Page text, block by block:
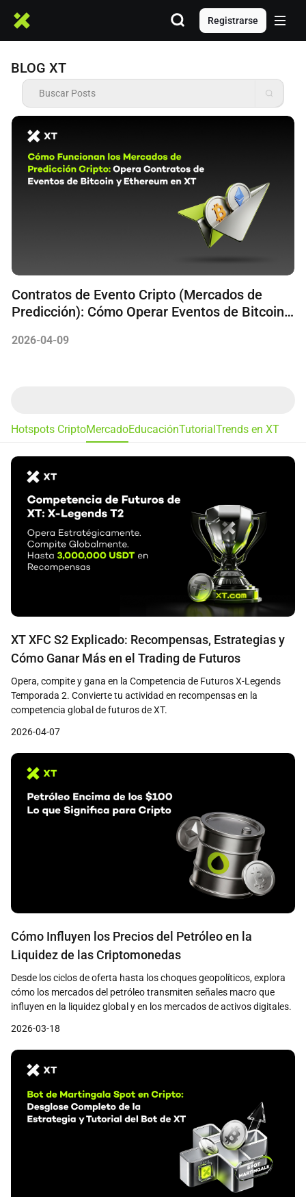
Registrarse
BLOG XT
Contratos de Evento Cripto (Mercados de
Predicción): Cómo Operar Eventos de Bitcoin y
2026-04-09
Hotspots CriptoMercadoEducaciónTutorialTrends en XT
XT XFC S2 Explicado: Recompensas, Estrategias y
Cómo Ganar Más en el Trading de Futuros
Opera, compite y gana en la Competencia de Futuros X-Legends
Temporada 2. Convierte tu actividad en recompensas en la
competencia global de futuros de XT.
2026-04-07
Cómo Influyen los Precios del Petróleo en la
Liquidez de las Criptomonedas
Desde los ciclos de oferta hasta los choques geopolíticos, explora
cómo los mercados del petróleo transmiten señales macro que
influyen en la liquidez global y en los mercados de activos digitales.
2026-03-18